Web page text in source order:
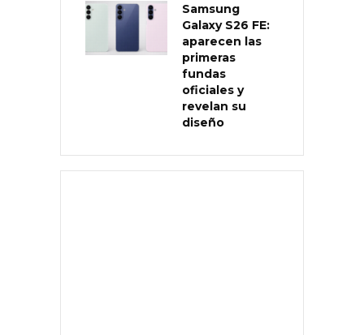
Samsung
Galaxy S26 FE:
aparecen las
primeras
fundas
oficiales y
revelan su
diseño